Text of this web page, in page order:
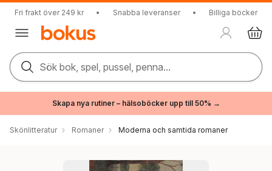
Fri frakt över 249 kr • Snabba leveranser • Billiga böcker
Sök bok, spel, pussel, penna...
Skapa nya rutiner – hälsoböcker upp till 50% →
Skönlitteratur Romaner Moderna och samtida romaner